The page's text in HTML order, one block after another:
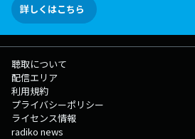
詳しくはこちら
聴取について
配信エリア
利用規約
プライバシーポリシー
ライセンス情報
radiko news